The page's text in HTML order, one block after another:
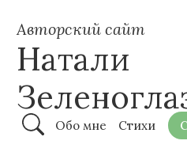
Авторский сайт
Натали
Обо мне Стихи